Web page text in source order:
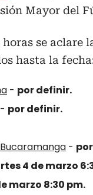
Mayor del
se aclare
hasta la
- por definir.
- por definir.
-
4 de marzo
marzo 8:30 pm.